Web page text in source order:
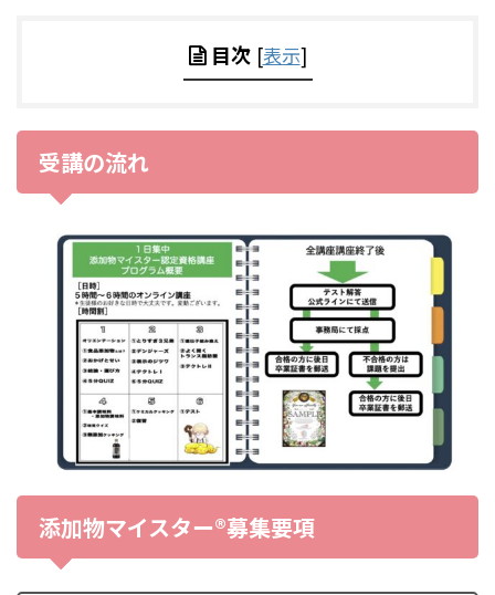
目次 [表示]
受講の流れ
添加物マイスター®︎募集要項